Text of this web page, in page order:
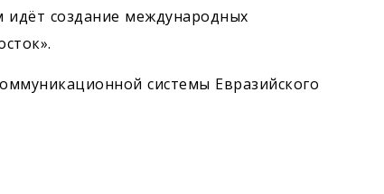
идёт создание международных
системы Евразийского